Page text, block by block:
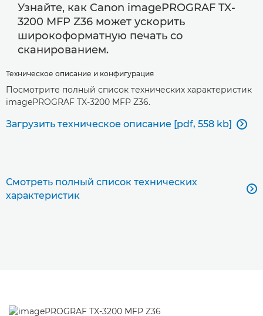
Узнайте, как Canon imagePROGRAF TX-
3200 MFP Z36 может ускорить
широкоформатную печать со
сканированием.
Техническое описание и конфигурация
Посмотрите полный список технических характеристик
imagePROGRAF TX-3200 MFP Z36.
Загрузить техническое описание [pdf, 558 kb] 
Смотреть полный список технических
характеристик
